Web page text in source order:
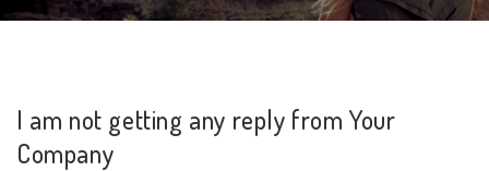
I am not getting any reply from Your
Company